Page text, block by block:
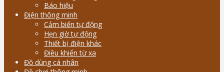
Báo hiệu
Điện thông minh
Cảm biến tự động
Hẹn giờ tự động
Thiết bị điện khác
Điều khiển từ xa
Đồ dùng cá nhân